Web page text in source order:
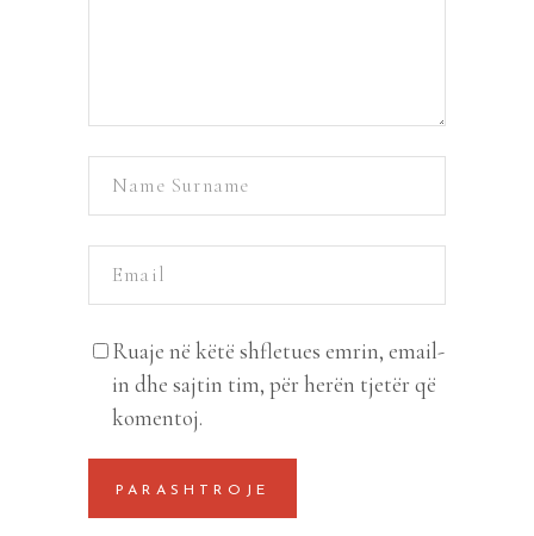
Ruaje në këtë shfletues emrin, email-
in dhe sajtin tim, për herën tjetër që
komentoj.